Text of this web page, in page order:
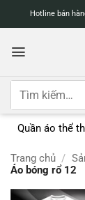
dung
Hotline bán
Tìm
Quần áo thể
Trang chủ /
Áo bóng rổ 12